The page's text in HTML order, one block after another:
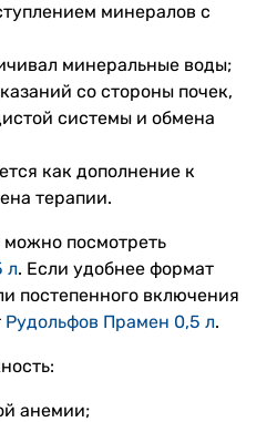
минералов с
минеральные воды;
со стороны почек,
системы и обмена
как дополнение к
терапии.
посмотреть
л. Если удобнее формат
постепенного включения
Рудольфов Прамен 0,5 л.
анемии;